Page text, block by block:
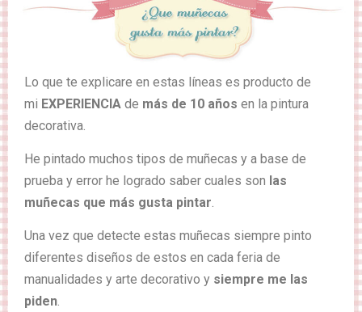
Lo que te explicare en estas líneas es producto de
mi EXPERIENCIA de más de 10 años en la pintura
decorativa.
He pintado muchos tipos de muñecas y a base de
prueba y error he logrado saber cuales son las
muñecas que más gusta pintar.
Una vez que detecte estas muñecas siempre pinto
diferentes diseños de estos en cada feria de
manualidades y arte decorativo y siempre me las
piden.